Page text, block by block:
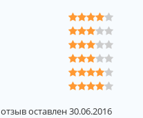
отзыв оставлен 30.06.2016